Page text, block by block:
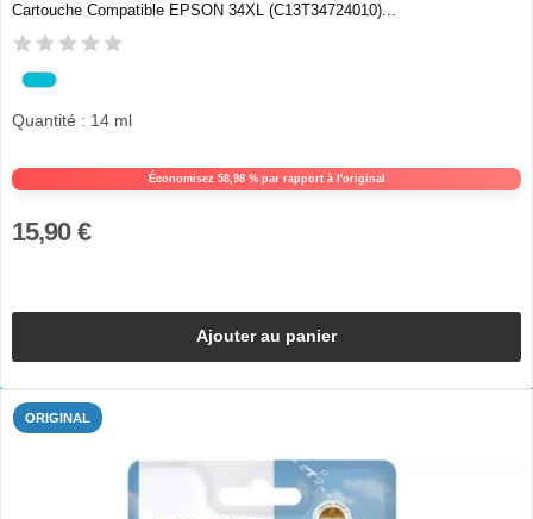
Cartouche Compatible EPSON 34XL (C13T34724010)...
Économisez 58,98 % par rapport à l'original
Quantité : 14 ml
15,90 €
Ajouter au panier
ORIGINAL